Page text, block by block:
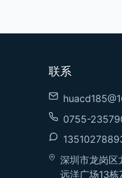
联系
0755-
深圳市龙岗区
远洋广场13